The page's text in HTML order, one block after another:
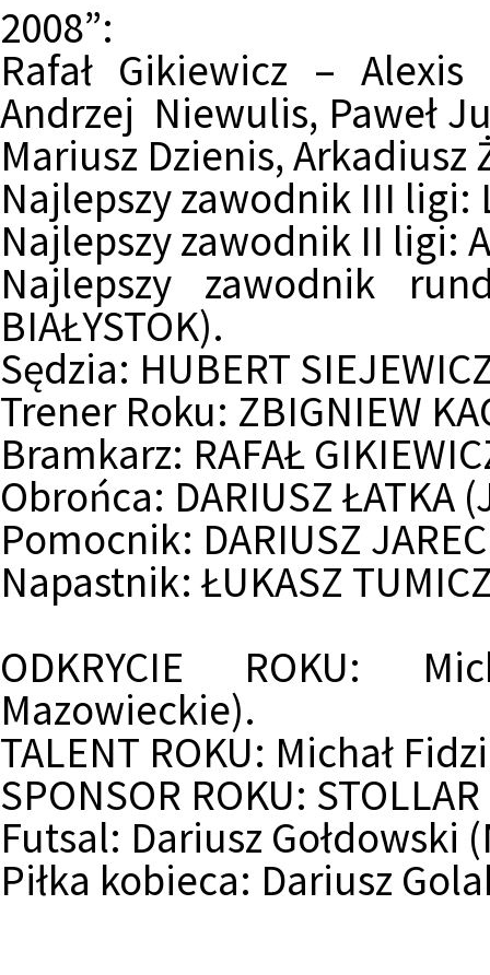
2008”:
Rafał Gikiewicz –
Andrzej Niewulis, Paweł
Mariusz Dzienis,
Najlepszy zawodnik III ligi:
Najlepszy zawodnik II ligi:
Najlepszy zawodnik
BIAŁYSTOK).
Sędzia: HUBERT
Trener Roku: ZBIGNIEW
Bramkarz: RAFAŁ
Obrońca: DARIUSZ
Pomocnik: DARIUSZ
Napastnik: ŁUKASZ
ODKRYCIE ROKU:
Mazowieckie).
TALENT ROKU: Michał
SPONSOR ROKU:
Futsal: Dariusz Gołdowski
Piłka kobieca: Dariusz